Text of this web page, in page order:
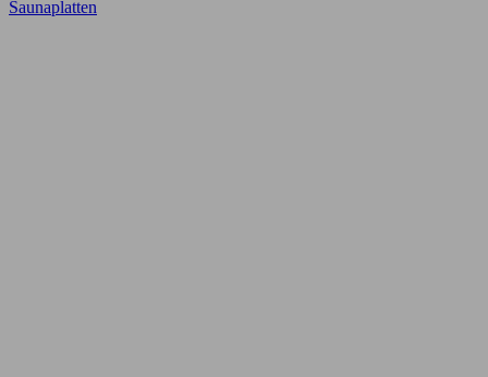
Saunaplatten